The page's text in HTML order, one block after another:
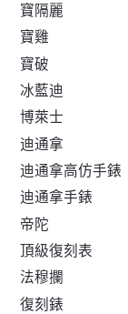
寶隔麗
寶雞
寶破
冰藍迪
博萊士
迪通拿
迪通拿高仿手錶
迪通拿手錶
帝陀
頂級復刻表
法穆攔
復刻錶